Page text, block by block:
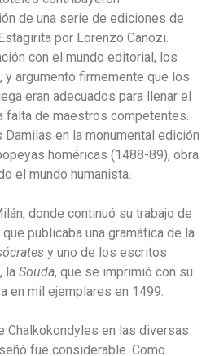
de una serie de ediciones de
por Lorenzo Canozi.
con el mundo editorial, los
argumentó firmemente que los
eran adecuados para llenar el
falta de maestros competentes.
en la monumental edición
homéricas (1488-89), obra
el mundo humanista.
donde continuó su trabajo de
publicaba una gramática de la
y uno de los escritos
la Souda, que se imprimió con su
en mil ejemplares en 1499.
Chalkokondyles en las diversas
fue considerable. Como